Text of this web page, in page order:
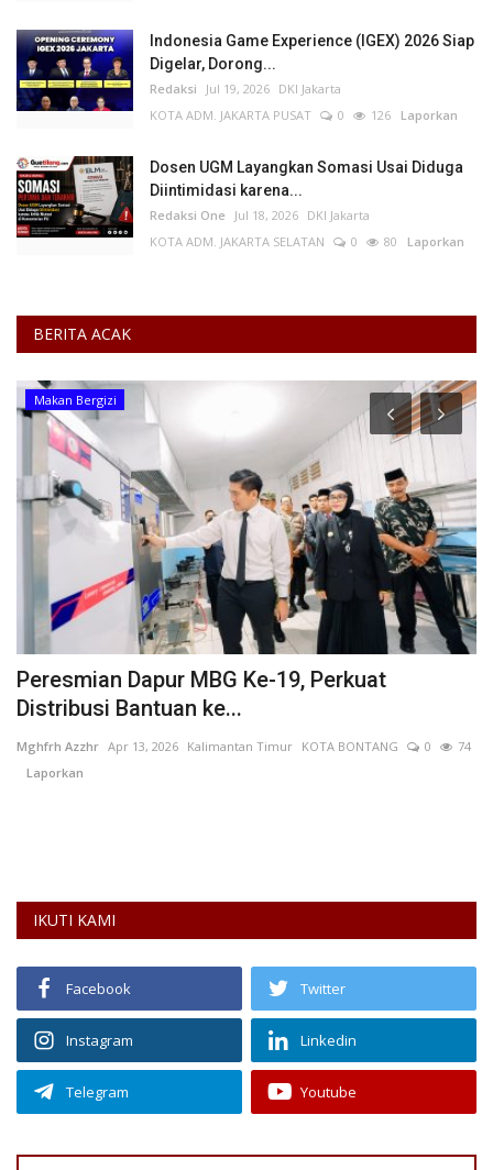
Indonesia Game Experience (IGEX) 2026 Siap
Digelar, Dorong...
Redaksi Jul 19, 2026 DKI Jakarta
KOTA ADM. JAKARTA PUSAT
0 126 Laporkan
Dosen UGM Layangkan Somasi Usai Diduga
Diintimidasi karena...
Redaksi One Jul 18, 2026 DKI Jakarta
KOTA ADM. JAKARTA SELATAN
0 80 Laporkan
BERITA ACAK
Makan Bergizi
Peresmian Dapur MBG Ke-19, Perkuat
Distribusi Bantuan ke...
Mghfrh Azzhr Apr 13, 2026 Kalimantan Timur KOTA BONTANG 0
74
Laporkan
IKUTI KAMI
Facebook Twitter
Instagram Linkedin
Telegram Youtube